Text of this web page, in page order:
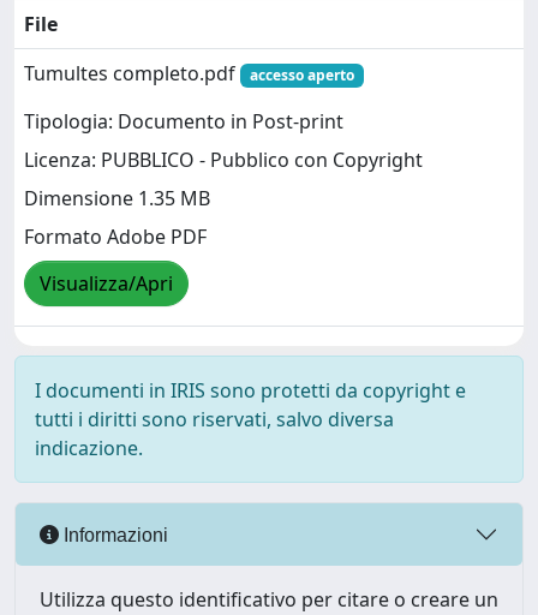
File
Tumultes completo.pdf
accesso aperto
Tipologia: Documento in Post-print
Licenza: PUBBLICO - Pubblico con Copyright
Dimensione 1.35 MB
Formato Adobe PDF
Visualizza/Apri
I documenti in IRIS sono protetti da copyright e
tutti i diritti sono riservati, salvo diversa
indicazione.
Informazioni
Utilizza questo identificativo per citare o creare un